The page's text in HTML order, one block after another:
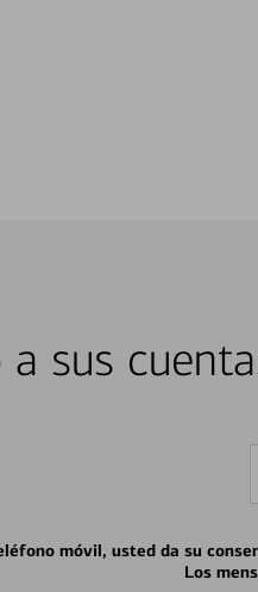
sus
móvil, usted da su
Los